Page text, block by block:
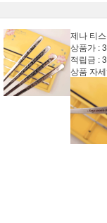
제나 티
상품가 :
적립금 :
상품 자